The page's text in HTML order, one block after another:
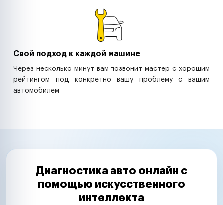
Свой подход к каждой машине
Через несколько минут вам позвонит мастер с хорошим
рейтингом под конкретно вашу проблему с вашим
автомобилем
Диагностика авто онлайн с
помощью искусственного
интеллекта